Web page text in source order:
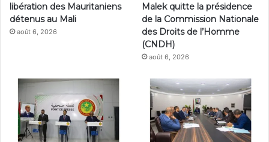
libération des Mauritaniens
détenus au Mali
août 6, 2026
Malek quitte la présidence
de la Commission Nationale
des Droits de l’Homme
(CNDH)
août 6, 2026